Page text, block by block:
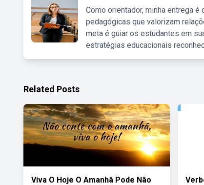
Como orientador, minha entrega
pedagógicas que valorizam
meta é guiar os estudantes em
estratégias educacionais
Related Posts
Viva O Hoje O Amanhã Pode Não